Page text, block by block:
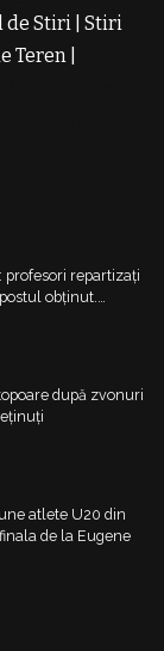
de Stiri Stiri
Teren
profesori repartizați
obținut.
august
după zvonuri
atlete U20 din
de la Eugene